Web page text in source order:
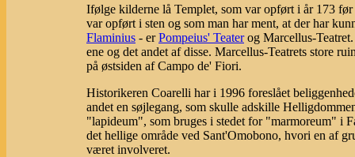
Ifølge kilderne lå Templet, som var opført i år 173
var opført i sten og som man har ment, at der har
Flaminius - erPompeius' Teaterog Marcellus-
ene og det andet af disse. Marcellus-Teatrets store
på østsiden af Campo de' Fiori.
Historikeren Coarelli har i 1996 foreslået
andet en søjlegang, som skulle adskille
"lapideum", som bruges i stedet for "marmoreum" i
det hellige område ved Sant'Omobono, hvori en af
været involveret.